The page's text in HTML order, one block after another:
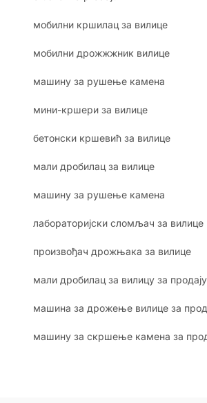
мобилни кршилац за вилице
мобилни дрожжжник вилице
машину за рушење камена
мини-кршери за вилице
бетонски кршевић за вилице
мали дробилац за вилице
машину за рушење камена
лабораторијски сломљач за вилице
произвођач дрожњака за вилице
мали дробилац за вилицу за продају
машина за дрожење вилице за
машину за скршење камена за